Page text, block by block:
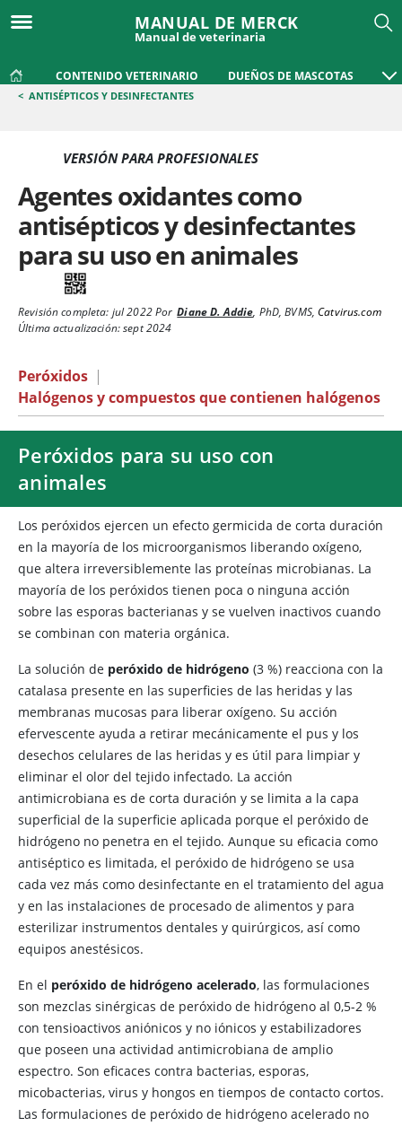
MANUAL DE MERCK
Manual de veterinaria
CONTENIDO VETERINARIO DUEÑOS DE MASCOTAS
< ANTISÉPTICOS Y DESINFECTANTES
VERSIÓN PARA PROFESIONALES
Agentes oxidantes como
antisépticos y desinfectantes
para su uso en animales
Revisión completa: jul 2022Por Diane D. Addie, PhD, BVMS,Catvirus.com
Última actualización: sept 2024
Peróxidos |
Halógenos y compuestos que contienen halógenos
Peróxidos para su uso con
animales
Los peróxidos ejercen un efecto germicida de corta duración
en la mayoría de los microorganismos liberando oxígeno,
que altera irreversiblemente las proteínas microbianas. La
mayoría de los peróxidos tienen poca o ninguna acción
sobre las esporas bacterianas y se vuelven inactivos cuando
se combinan con materia orgánica.
La solución de peróxido de hidrógeno (3 %) reacciona con la
catalasa presente en las superficies de las heridas y las
membranas mucosas para liberar oxígeno. Su acción
efervescente ayuda a retirar mecánicamente el pus y los
desechos celulares de las heridas y es útil para limpiar y
eliminar el olor del tejido infectado. La acción
antimicrobiana es de corta duración y se limita a la capa
superficial de la superficie aplicada porque el peróxido de
hidrógeno no penetra en el tejido. Aunque su eficacia como
antiséptico es limitada, el peróxido de hidrógeno se usa
cada vez más como desinfectante en el tratamiento del agua
y en las instalaciones de procesado de alimentos y para
esterilizar instrumentos dentales y quirúrgicos, así como
equipos anestésicos.
En el peróxido de hidrógeno acelerado, las formulaciones
son mezclas sinérgicas de peróxido de hidrógeno al 0,5-2 %
con tensioactivos aniónicos y no iónicos y estabilizadores
que poseen una actividad antimicrobiana de amplio
espectro. Son eficaces contra bacterias, esporas,
micobacterias, virus y hongos en tiempos de contacto cortos.
Las formulaciones de peróxido de hidrógeno acelerado no